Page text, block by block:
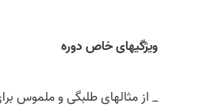
ویژگی­های خاص دوره
_ از مثال­های طلبگی و ملموس